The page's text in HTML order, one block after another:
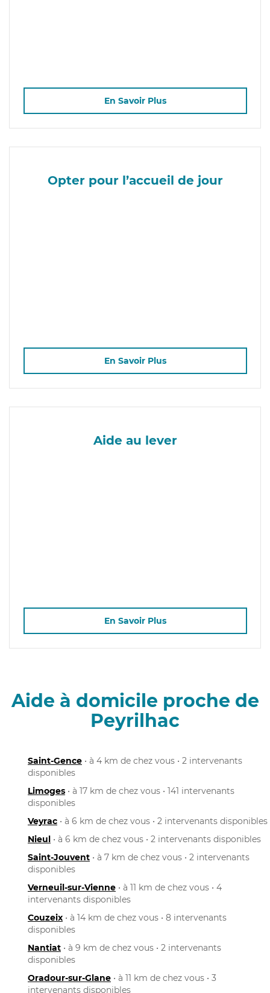
En Savoir Plus
Opter pour l’accueil de jour
En Savoir Plus
Aide au lever
En Savoir Plus
Aide à domicile proche de
Peyrilhac
Saint-Gence • à 4 km de chez vous • 2 intervenants
disponibles
Limoges • à 17 km de chez vous • 141 intervenants
disponibles
Veyrac • à 6 km de chez vous • 2 intervenants disponibles
Nieul • à 6 km de chez vous • 2 intervenants disponibles
Saint-Jouvent • à 7 km de chez vous • 2 intervenants
disponibles
Verneuil-sur-Vienne • à 11 km de chez vous • 4
intervenants disponibles
Couzeix • à 14 km de chez vous • 8 intervenants
disponibles
Nantiat • à 9 km de chez vous • 2 intervenants
disponibles
Oradour-sur-Glane • à 11 km de chez vous • 3
intervenants disponibles